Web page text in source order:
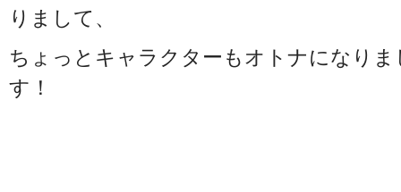
りまして、
ちょっとキャラクターもオトナになり
す！